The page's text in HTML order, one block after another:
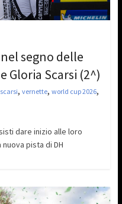
segno delle
Gloria Scarsi (2^)
scarsi, vernette, world cup 2026,
dare inizio alle loro
pista di DH